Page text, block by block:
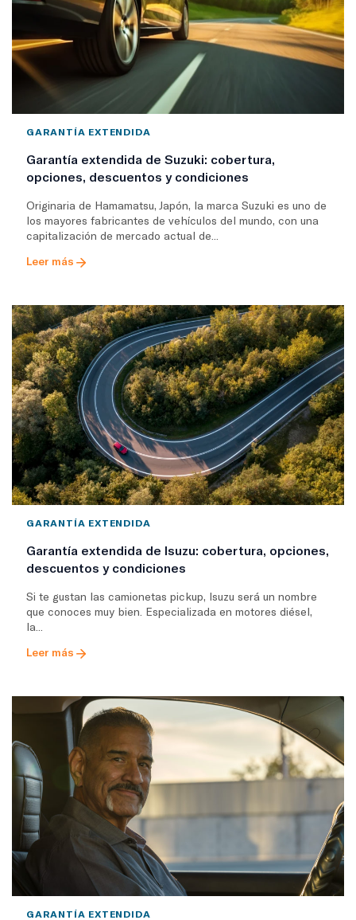
GARANTÍA EXTENDIDA
Garantía extendida de Suzuki: cobertura,
opciones, descuentos y condiciones
Originaria de Hamamatsu, Japón, la marca Suzuki es uno de
los mayores fabricantes de vehículos del mundo, con una
capitalización de mercado actual de...
Leer más
GARANTÍA EXTENDIDA
Garantía extendida de Isuzu: cobertura, opciones,
descuentos y condiciones
Si te gustan las camionetas pickup, Isuzu será un nombre
que conoces muy bien. Especializada en motores diésel,
la...
Leer más
GARANTÍA EXTENDIDA